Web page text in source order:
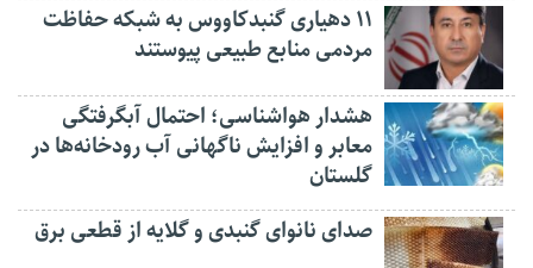
۱۱ دهیاری گنبدکاووس به شبکه حفاظت
مردمی منابع طبیعی پیوستند
هشدار هواشناسی؛ احتمال آبگرفتگی
معابر و افزایش ناگهانی آب رودخانه‌ها در
گلستان
صدای نانوای گنبدی و گلایه از قطعی برق